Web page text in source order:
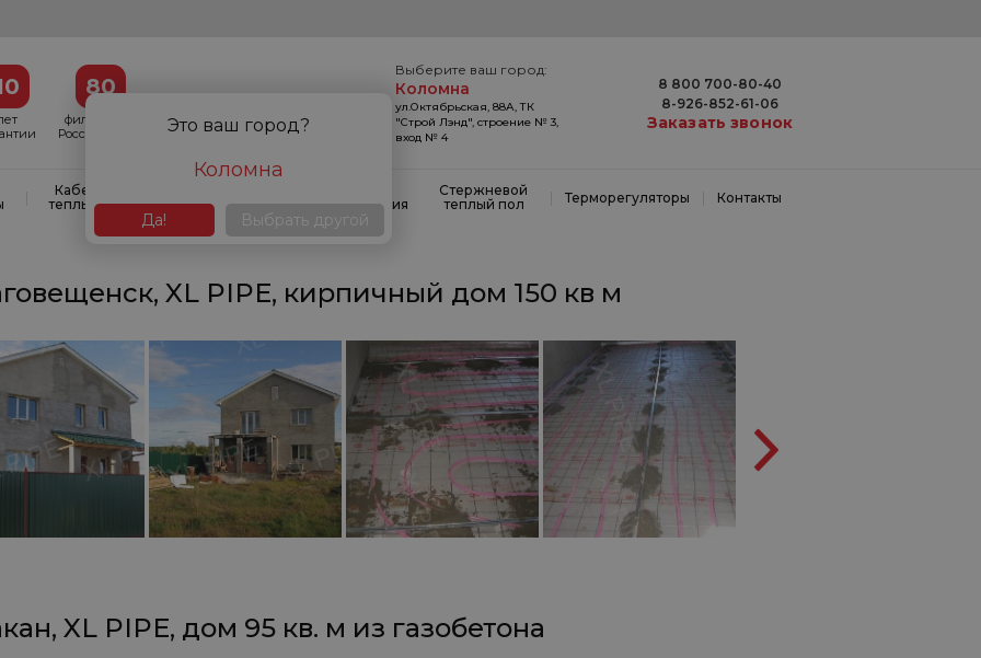
80
филиалов в
России и СНГ
Выберите ваш город:
Коломна
ул.Октябрьская, 88А, ТК
"Строй Лэнд", строение № 3,
вход № 4
8 800 700-80-40
8-926-852-61-06
Заказать звонок
Кабельные
теплые полы
маты
антиобледенения
Стержневой
теплый пол
Терморегуляторы Контакты
XL PIPE, кирпичный дом 150 кв м
XL PIPE, дом 95 кв. м из газобетона
Это ваш город?
Коломна
Да! Выбрать другой